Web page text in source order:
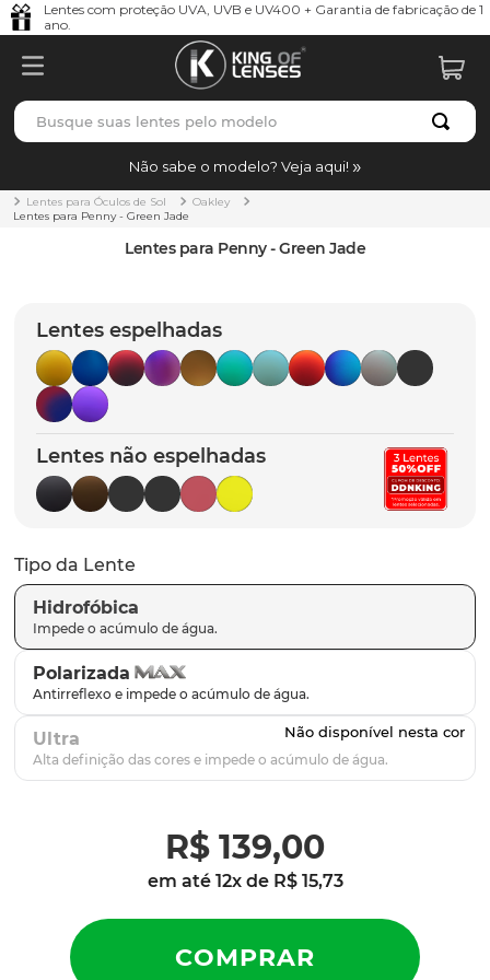
Lentes com proteção UVA, UVB e UV400 + Garantia de fabricação de 1
ano.
Busque suas lentes pelo modelo
Não sabe o modelo? Veja aqui!
Lentes para Óculos de Sol
Oakley
Lentes para Penny - Green Jade
Lentes para Penny - Green Jade
Lentes espelhadas
Lentes não espelhadas
Tipo da Lente
Hidrofóbica
Polarizada
Ultra
R$ 139,00
em até 12x de R$ 15,73
TERMOS MAIS BUSCADOS
1º borrachas
holbrook
5º chaves
6º t-shock
7º latch
8º gasket
9º parafusos